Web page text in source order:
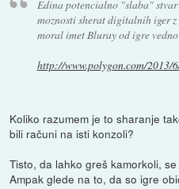
Edina potencialno "slaba"
moznosti sherat digitalnih iger
moral imet Bluray od igre
http://www.polygon.com/2013/
Koliko razumem je to sharanje
bili računi na isti konzoli?
Tisto, da lahko greš kamorkoli,
Ampak glede na to, da so igre